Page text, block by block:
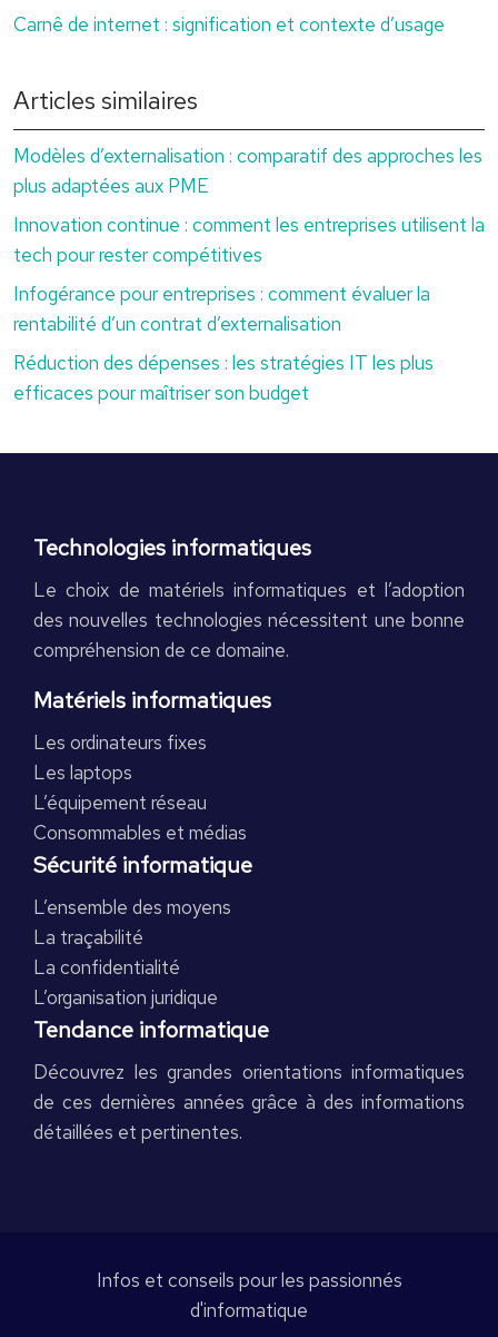
Carnê de internet : signification et contexte d’usage
Articles similaires
Modèles d’externalisation : comparatif des approches les
plus adaptées aux PME
Innovation continue : comment les entreprises utilisent la
tech pour rester compétitives
Infogérance pour entreprises : comment évaluer la
rentabilité d’un contrat d’externalisation
Réduction des dépenses : les stratégies IT les plus
efficaces pour maîtriser son budget
Technologies informatiques
Le choix de matériels informatiques et l’adoption
des nouvelles technologies nécessitent une bonne
compréhension de ce domaine.
Matériels informatiques
Les ordinateurs fixes
Les laptops
L’équipement réseau
Consommables et médias
Sécurité informatique
L’ensemble des moyens
La traçabilité
La confidentialité
L’organisation juridique
Tendance informatique
Découvrez les grandes orientations informatiques
de ces dernières années grâce à des informations
détaillées et pertinentes.
Infos et conseils pour les passionnés
d'informatique